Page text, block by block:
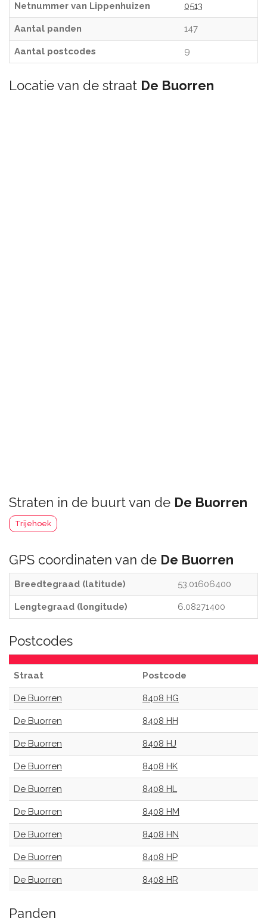
Netnummer van Lippenhuizen 0513
Aantal panden 147
Aantal postcodes 9
Locatie van de straat De Buorren
Straten in de buurt van de De Buorren
Trijehoek
GPS coordinaten van de De Buorren
Breedtegraad (latitude) 53.01606400
Lengtegraad (longitude) 6.08271400
Postcodes
Straat Postcode
De Buorren 8408 HG
De Buorren 8408 HH
De Buorren 8408 HJ
De Buorren 8408 HK
De Buorren 8408 HL
De Buorren 8408 HM
De Buorren 8408 HN
De Buorren 8408 HP
De Buorren 8408 HR
Panden